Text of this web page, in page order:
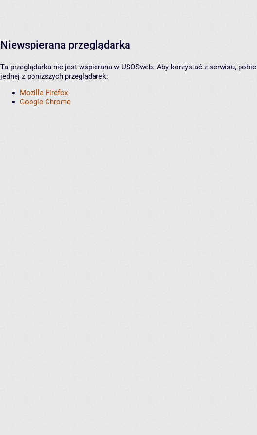
Niewspierana przeglądarka
Ta przeglądarka nie jest wspierana w USOSweb. Aby korzystać z serwisu,
jednej z poniższych przeglądarek:
Mozilla Firefox
Google Chrome